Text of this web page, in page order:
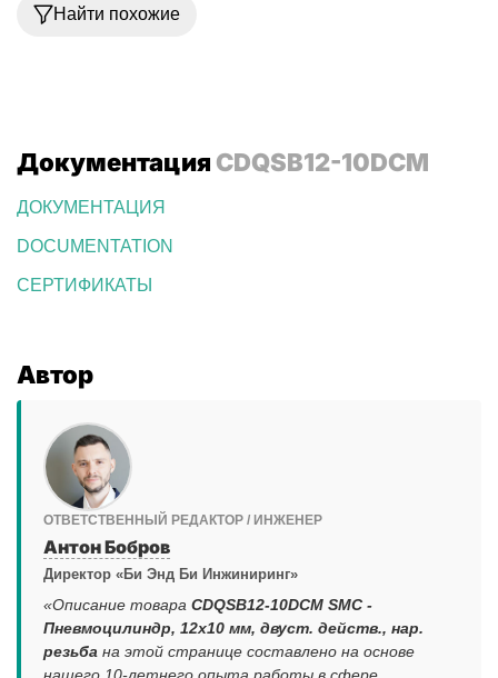
Найти похожие
Документация CDQSB12-10DCM
ДОКУМЕНТАЦИЯ
DOCUMENTATION
СЕРТИФИКАТЫ
Автор
ОТВЕТСТВЕННЫЙ РЕДАКТОР / ИНЖЕНЕР
Антон Бобров
Директор «Би Энд Би Инжиниринг»
«Описание товара CDQSB12-10DCM SMC -
Пневмоцилиндр, 12x10 мм, двуст. действ., нар.
резьба на этой странице составлено на основе